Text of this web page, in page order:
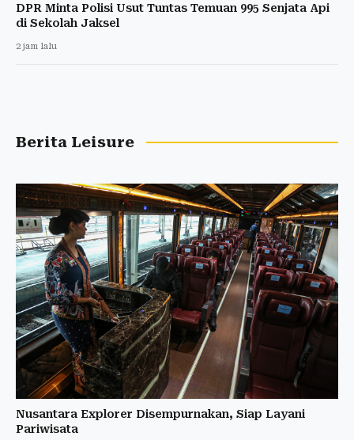
DPR Minta Polisi Usut Tuntas Temuan 995 Senjata Api
di Sekolah Jaksel
2 jam lalu
Berita Leisure
Nusantara Explorer Disempurnakan, Siap Layani
Pariwisata